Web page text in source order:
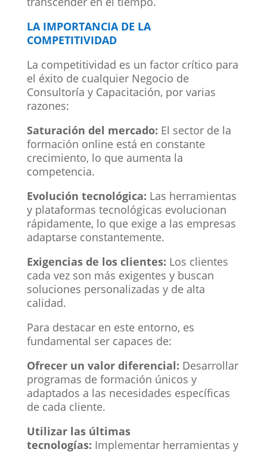
LA IMPORTANCIA DE LA
COMPETITIVIDAD
La competitividad es un factor crítico para
el éxito de cualquier Negocio de
Consultoría y Capacitación, por varias
razones:
Saturación del mercado: El sector de la
formación online está en constante
crecimiento, lo que aumenta la
competencia.
Evolución tecnológica: Las herramientas
y plataformas tecnológicas evolucionan
rápidamente, lo que exige a las empresas
adaptarse constantemente.
Exigencias de los clientes: Los clientes
cada vez son más exigentes y buscan
soluciones personalizadas y de alta
calidad.
Para destacar en este entorno, es
fundamental ser capaces de:
Ofrecer un valor diferencial: Desarrollar
programas de formación únicos y
adaptados a las necesidades específicas
de cada cliente.
Utilizar las últimas
tecnologías: Implementar herramientas y